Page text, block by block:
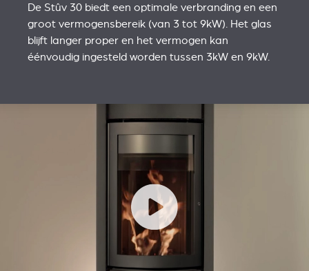
De Stûv 30 biedt een optimale verbranding en een
groot vermogensbereik (van 3 tot 9kW). Het glas
blijft langer proper en het vermogen kan
éénvoudig ingesteld worden tussen 3kW en 9kW.